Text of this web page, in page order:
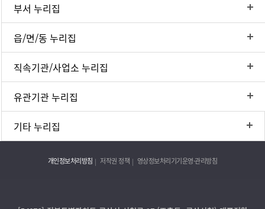
부서 누리집
읍/면/동 누리집
직속기관/사업소 누리집
유관기관 누리집
기타 누리집
개인정보처리방침 저작권 정책 영상정보처리기기운영·관리방침